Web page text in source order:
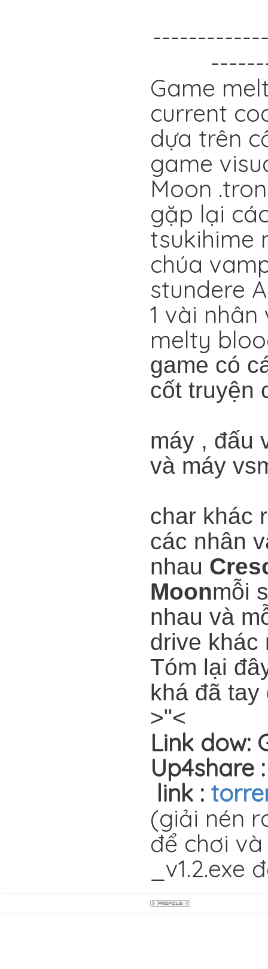
Game
current
dựa trên
game
Moon
gặp lại
tsukihime
chúa
stundere
1 vài
melty
game có
cốt truyện
máy , đấu
và máy
char khác
các nhân
nhau
Moonmỗi
nhau và
drive khác
Tóm lại
khá đã
>"<
Link dow:
Up4share
link :
(giải nén
để chơi và